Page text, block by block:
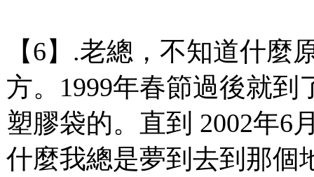
【6】.老總，不知道什
方。1999年春節過後就
塑膠袋的。直到 2002年6
什麼我總是夢到去到那個